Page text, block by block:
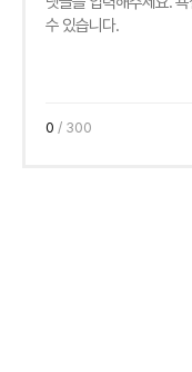
0 / 300